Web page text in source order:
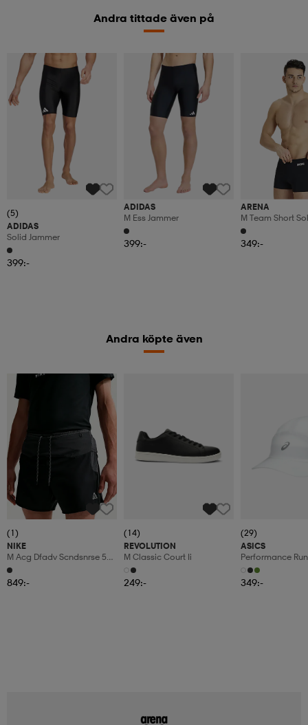
Andra tittade även på
(5)
ADIDAS
Solid Jammer
399:-
ADIDAS
M Ess Jammer
399:-
ARENA
M Team Short
349:-
Andra köpte även
(1)
NIKE
M Acg Dfadv Scndsnrse 5bf
Shrt
849:-
(14)
REVOLUTION
M Classic Court Ii
249:-
(29)
ASICS
Performance
349:-